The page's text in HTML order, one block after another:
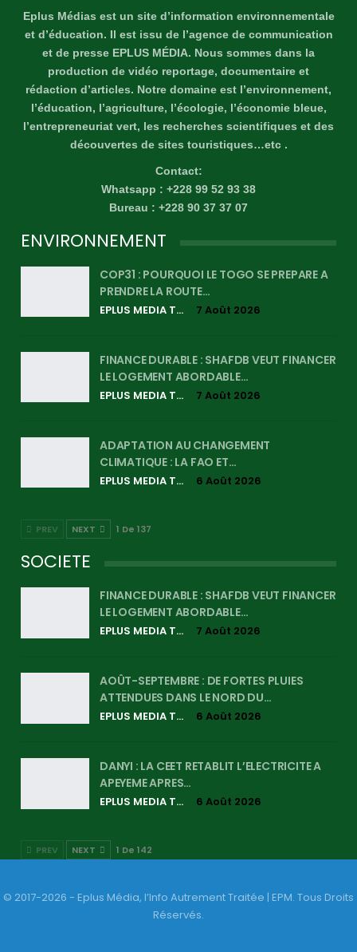
Eplus Médias est un site d’information environnementale
et d’éducation. Il est issu de l’agence de communication
et de presse EPLUS MÉDIA. Nous sommes dans la
production de vidéo reportage, documentaire et
rédaction d’articles. Notre domaine est l’environnement,
l’éducation, l’agriculture, l’écologie, l’économie bleue,
l’entrepreneuriat vert, les recherches scientifiques et des
découvertes de sites touristiques…etc .
Contact:
Whatsapp : +228 99 52 93 38
Bureau : +228 90 37 37 07
ENVIRONNEMENT
COP31 : POURQUOI LE TOGO SE PREPARE A
PRENDRE LA ROUTE…
EPLUS MEDIA TV 7 Août 2026
FINANCE DURABLE : SHAFDB VEUT FINANCER
LE LOGEMENT ABORDABLE…
EPLUS MEDIA TV 7 Août 2026
ADAPTATION AU CHANGEMENT
CLIMATIQUE : LA FAO ET…
EPLUS MEDIA TV 6 Août 2026
PREV NEXT 1 De 137
SOCIETE
FINANCE DURABLE : SHAFDB VEUT FINANCER
LE LOGEMENT ABORDABLE…
EPLUS MEDIA TV 7 Août 2026
AOÛT-SEPTEMBRE : DE FORTES PLUIES
ATTENDUES DANS LE NORD DU…
EPLUS MEDIA TV 6 Août 2026
DANYI : LA CEET RETABLIT L’ELECTRICITE A
APEYEME APRES…
EPLUS MEDIA TV 6 Août 2026
PREV NEXT 1 De 142
© 2017-2026 - Eplus Média, l’Info Autrement Traitée | EPM. Tous Droits
Réservés.